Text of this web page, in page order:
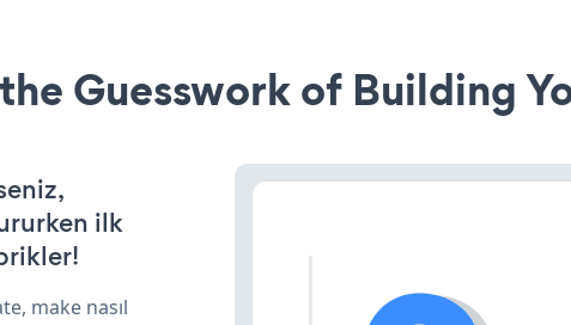
Guesswork of Building
ilk
make nasıl